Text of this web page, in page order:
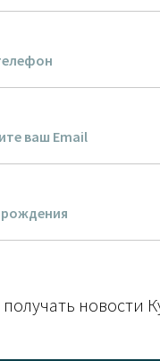
за них постепенно без
сборка заказа
новости